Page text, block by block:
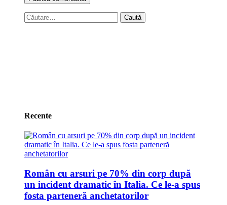
Caută
după:
Recente
Român cu arsuri pe 70% din corp după
un incident dramatic în Italia. Ce le-a spus
fosta parteneră anchetatorilor